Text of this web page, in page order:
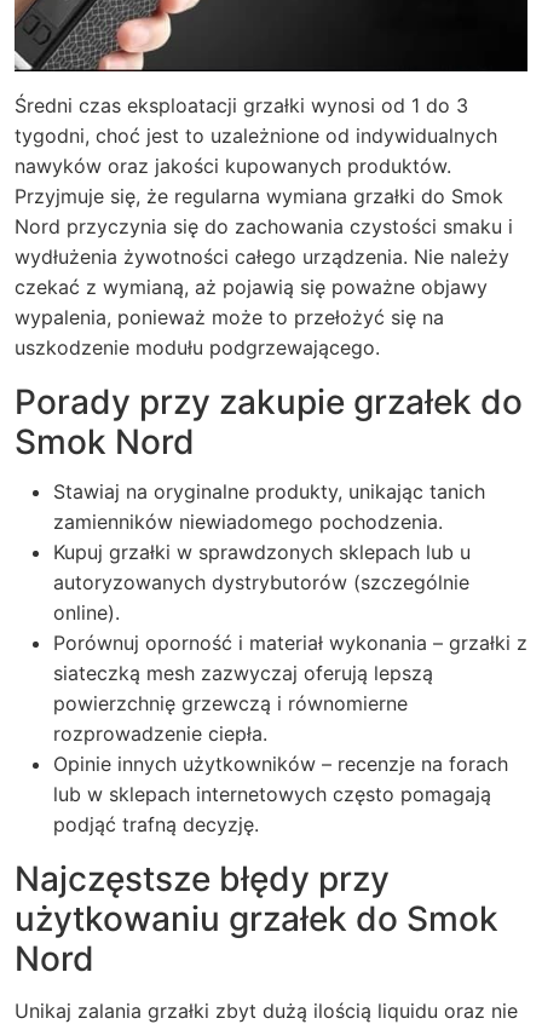
Średni czas eksploatacji grzałki wynosi od 1 do 3
tygodni, choć jest to uzależnione od indywidualnych
nawyków oraz jakości kupowanych produktów.
Przyjmuje się, że regularna wymiana grzałki do Smok
Nord przyczynia się do zachowania czystości smaku i
wydłużenia żywotności całego urządzenia. Nie należy
czekać z wymianą, aż pojawią się poważne objawy
wypalenia, ponieważ może to przełożyć się na
uszkodzenie modułu podgrzewającego.
Porady przy zakupie grzałek do
Smok Nord
Stawiaj na oryginalne produkty, unikając tanich
zamienników niewiadomego pochodzenia.
Kupuj grzałki w sprawdzonych sklepach lub u
autoryzowanych dystrybutorów (szczególnie
online).
Porównuj oporność i materiał wykonania – grzałki z
siateczką mesh zazwyczaj oferują lepszą
powierzchnię grzewczą i równomierne
rozprowadzenie ciepła.
Opinie innych użytkowników – recenzje na forach
lub w sklepach internetowych często pomagają
podjąć trafną decyzję.
Najczęstsze błędy przy
użytkowaniu grzałek do Smok
Nord
Unikaj zalania grzałki zbyt dużą ilością liquidu oraz nie